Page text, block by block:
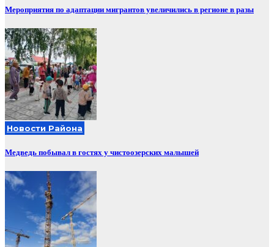
Мероприятия по адаптации мигрантов увеличились в регионе в разы
Новости Района
Медведь побывал в гостях у чистоозерских малышей